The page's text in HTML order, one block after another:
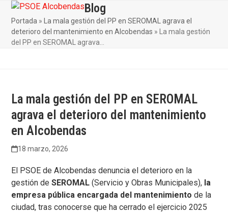
Skip
content
Open
mobile
menu
Close
mobile
menu
Blog
Portada »
La mala gestión del PP en SEROMAL agrava el
deterioro del mantenimiento en Alcobendas »
La mala gestión
del PP en SEROMAL agrava…
La mala gestión del PP en SEROMAL
agrava el deterioro del mantenimiento
en Alcobendas
18 marzo, 2026
El PSOE de Alcobendas denuncia el deterioro en la
gestión deSEROMAL (Servicio y Obras Municipales), la
empresa pública encargada del mantenimiento de la
ciudad, tras conocerse que ha cerrado el ejercicio 2025